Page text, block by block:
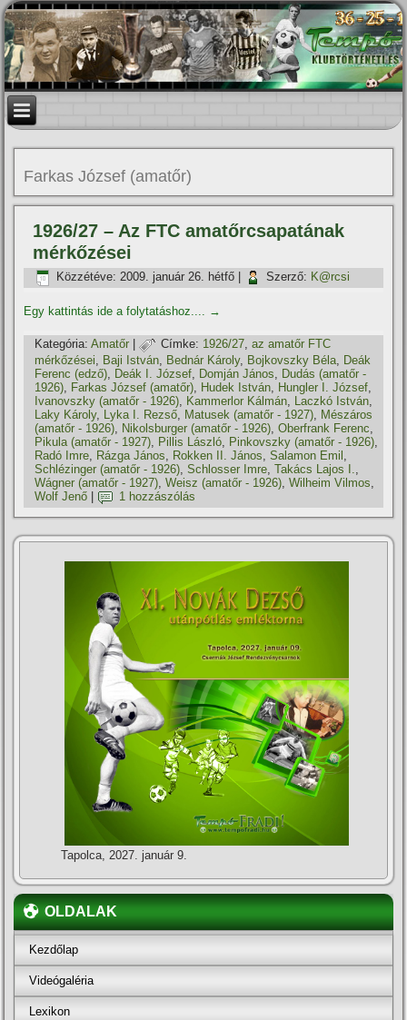
Farkas József (amatőr)
1926/27 – Az FTC amatőrcsapatának
mérkőzései
Közzétéve: 2009. január 26. hétfő Szerző: K@rcsi
Egy kattintás ide a folytatáshoz.... →
Kategória: Amatőr | Címke: 1926/27,az amatőr FTC
mérkőzései, Baji István, Bednár Károly, Bojkovszky Béla, Deák
Ferenc (edző), Deák I. József, Domján János, Dudás (amatőr -
1926), Farkas József (amatőr), Hudek István, Hungler I. József,
Ivanovszky (amatőr - 1926), Kammerlor Kálmán, Laczkó István,
Laky Károly, Lyka I. Rezső, Matusek (amatőr - 1927), Mészáros
(amatőr - 1926), Nikolsburger (amatőr - 1926),Oberfrank Ferenc,
Pikula (amatőr - 1927), Pillis László, Pinkovszky (amatőr - 1926),
Radó Imre, Rázga János, Rokken II. János,Salamon Emil ,
Schlézinger (amatőr - 1926),Schlosser Imre,Takács Lajos I.,
Wágner (amatőr - 1927),Weisz (amatőr - 1926),Wilheim Vilmos,
Wolf Jenő
1 hozzászólás
Tapolca, 2027. január 9.
OLDALAK
Kezdőlap
Videógaléria
Lexikon